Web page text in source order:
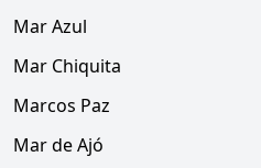
Mar Azul
Mar Chiquita
Marcos Paz
Mar de Ajó